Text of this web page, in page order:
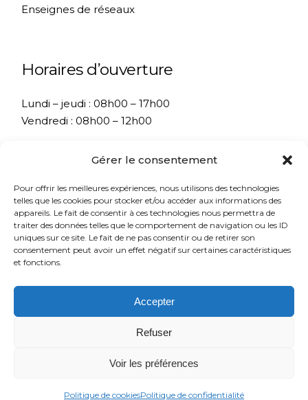
Gérer le consentement
Pour offrir les meilleures expériences, nous utilisons des technologies
telles que les cookies pour stocker et/ou accéder aux informations des
appareils. Le fait de consentir à ces technologies nous permettra de
traiter des données telles que le comportement de navigation ou les ID
uniques sur ce site. Le fait de ne pas consentir ou de retirer son
consentement peut avoir un effet négatif sur certaines caractéristiques
et fonctions.
Accepter
Refuser
Voir les préférences
Politique de cookiesPolitique de confidentialité
Enseignes de réseaux
Horaires d’ouverture
Lundi – jeudi : 08h00 – 17h00
Vendredi : 08h00 – 12h00
Confidentialité
Une question ?
Social